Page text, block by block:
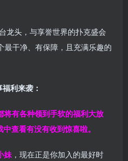
龙头，与享誉世界的扑克盛会
最干净、有保障，且充满乐趣的
利来袭：
将有各种领到手软的福利大放
查看有没有收到惊喜啦。
妹，现在正是你加入的最好时